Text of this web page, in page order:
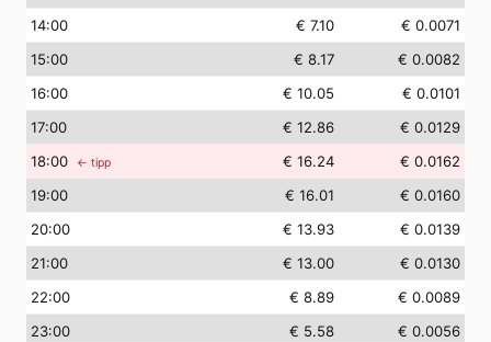
14:00 € 7.10
€ 0.0071
15:00 € 8.17
€ 0.0082
16:00 € 10.05
€ 0.0101
17:00 € 12.86
€ 0.0129
18:00 ← tipp € 16.24
€ 0.0162
19:00 € 16.01
€ 0.0160
20:00 € 13.93
€ 0.0139
21:00 € 13.00
€ 0.0130
22:00 € 8.89
€ 0.0089
23:00 € 5.58 € 0.0056